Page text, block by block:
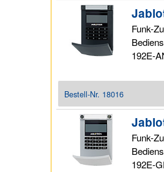
Funk-
192E-
Bestell-Nr. 18016
Funk-
192E-